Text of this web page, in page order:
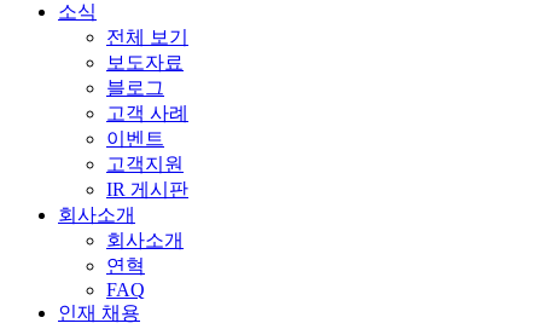
소식
전체 보기
보도자료
블로그
고객 사례
이벤트
고객지원
IR 게시판
회사소개
회사소개
연혁
FAQ
인재 채용